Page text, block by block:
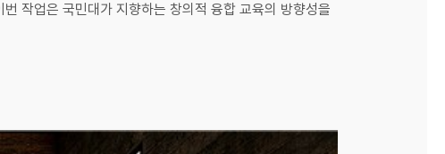
작업은 국민대가 지향하는 창의적 융합 교육의 방향성을